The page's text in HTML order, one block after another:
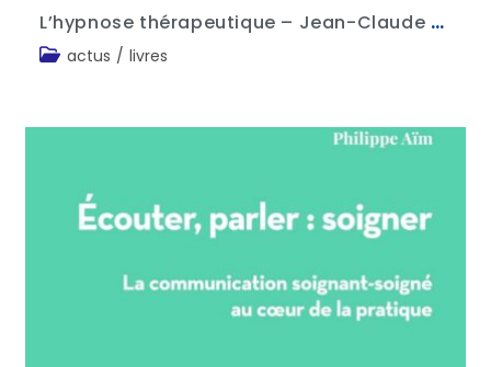
L’hypnose thérapeutique – Jean-Claude Espinosa
actus / livres